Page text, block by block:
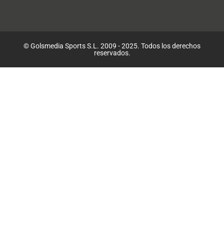
© Golsmedia Sports S.L. 2009 - 2025. Todos los derechos
reservados.